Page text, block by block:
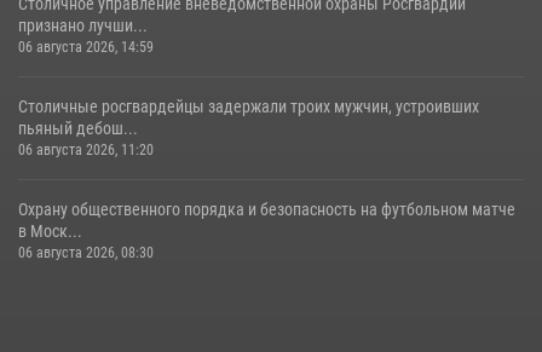
признано лучши...
06 августа 2026, 14:59
Столичные росгвардейцы задержали троих мужчин, устроивших
пьяный дебош...
06 августа 2026, 11:20
Охрану общественного порядка и безопасность на футбольном матче
в Моск...
06 августа 2026, 08:30